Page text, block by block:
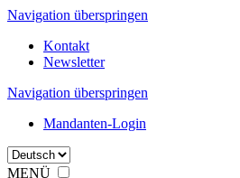
Navigation überspringen
Kontakt
Newsletter
Navigation überspringen
Mandanten-Login
MENÜ